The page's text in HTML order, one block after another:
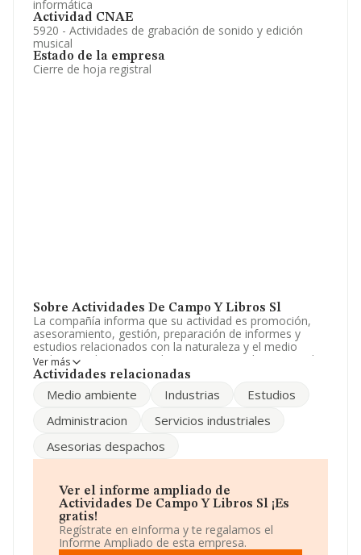
informática
Actividad CNAE
5920 - Actividades de grabación de sonido y edición
musical
Estado de la empresa
Cierre de hoja registral
Sobre Actividades De Campo Y Libros Sl
La compañía informa que su actividad es promoción,
asesoramiento, gestión, preparación de informes y
estudios relacionados con la naturaleza y el medio
ambiente, el patrimonio historico y natural asimismo la
creacion, edicion, administración, compraventa, prod.
Sociedad Limitada. Tiene CNAE: 5920 - 'Actividades de
tiene actividad en mercados exteriores.
Según la Recomendación 2003/361/CE de la Comisión,
de 6 de mayo de 2003, sobre la definición de
compañía entra en la categoría de microempresas. El
número de empleados ha sido el mismo con respecto al
2010 y según los datos a disposición de INFORMA, ha
tenido un número de empleados por debajo de la media
de sector.
Ver más
Actividades relacionadas
Medio ambiente Industrias
Estudios
Administracion
Servicios industriales
Asesorias despachos
Ver el informe ampliado de
Actividades De Campo Y Libros Sl ¡Es
gratis!
Regístrate en eInforma y te regalamos el
Informe Ampliado de esta empresa.